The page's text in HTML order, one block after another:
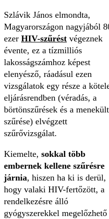
Szlávik János elmondta,
Magyarországon nagyjából
ezer HIV-szűrést végeznek
évente, ez a tízmilliós
lakosságszámhoz képest
elenyésző, ráadásul ezen
vizsgálatok egy része a
eljárásrendben (véradás, a
börtönszűrések és a
szűrése) elvégzett
szűrővizsgálat.
Kiemelte, sokkal több
embernek kellene szűrésre
járnia, hiszen ha ki is derül,
hogy valaki HIV-fertőzött, a
rendelkezésre álló
gyógyszerekkel megelőzhető